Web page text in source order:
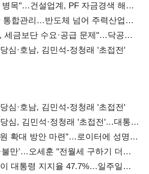
할인'목"…건설업계, PF 자금경색 해소
통합관리…반도체 넘어 주력산업
세금보단 수요·공급 문제"…닥공
심·호남, 김민석-정청래 '초접전'
심·호남, 김민석-정청래 '초접전'
심, 김민석·정청래 '초접전'…대통령
'(종합)
확대 방안 마련”…로이터에 성명
불만’…오세훈 "전월세 구하기 더
대통령 지지율 47.7%…일주일